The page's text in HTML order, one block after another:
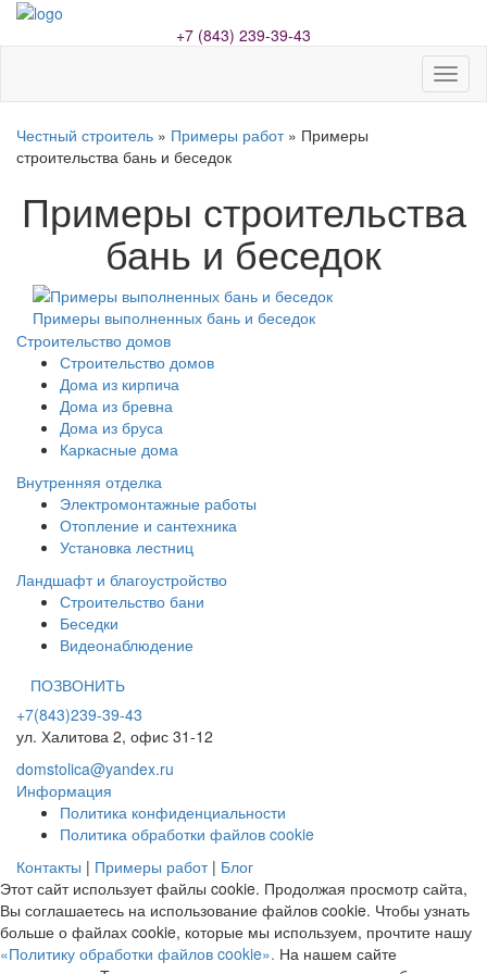
+7 (843) 239-39-43
Честный строитель » Примеры работ» Примеры
строительства бань и беседок
Примеры строительства
бань и беседок
Примеры выполненных бань и беседок
Строительство домов
Строительство домов
Дома из кирпича
Дома из бревна
Дома из бруса
Каркасные дома
Внутренняя отделка
Электромонтажные работы
Отопление и сантехника
Установка лестниц
Ландшафт и благоустройство
Строительство бани
Беседки
Видеонаблюдение
ПОЗВОНИТЬ
+7(843)239-39-43
ул. Халитова 2, офис 31-12
domstolica@yandex.ru
Информация
Политика конфиденциальности
Политика обработки файлов cookie
Контакты | Примеры работ| Блог
Этот сайт использует файлы cookie. Продолжая просмотр сайта,
Вы соглашаетесь на использование файлов cookie. Чтобы узнать
больше о файлах cookie, которые мы используем, прочтите нашу
«Политику обработки файлов cookie». На нашем сайте